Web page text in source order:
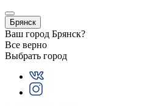
Брянск
Ваш город Брянск?
Все верно
Выбрать город